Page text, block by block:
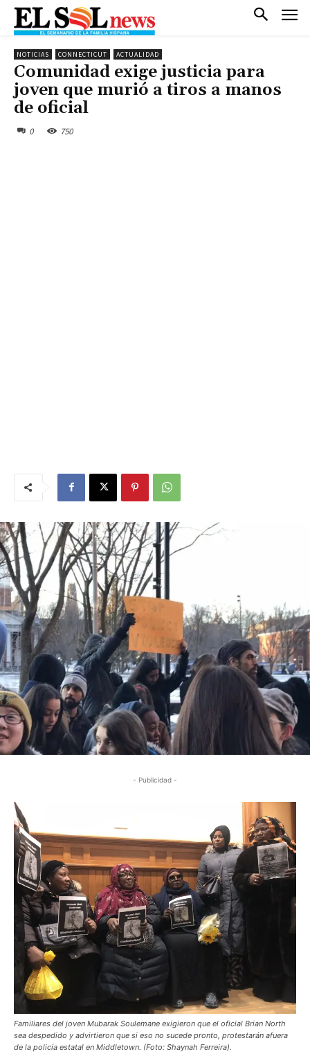
NOTICIAS CONNECTICUT ACTUALIDAD
Comunidad exige justicia para
joven que murió a tiros a manos
de oficial
0 750
- Publicidad -
Familiares del joven Mubarak Soulemane exigieron que el oficial Brian North
sea despedido y advirtieron que si eso no sucede pronto, protestarán afuera
de la policía estatal en Middletown. (Foto: Shaynah Ferreira).